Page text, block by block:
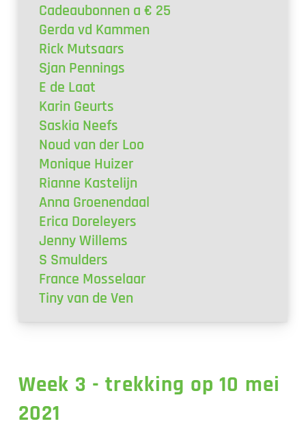
Cadeaubonnen a € 25
Gerda vd Kammen
Rick Mutsaars
Sjan Pennings
E de Laat
Karin Geurts
Saskia Neefs
Noud van der Loo
Monique Huizer
Rianne Kastelijn
Anna Groenendaal
Erica Doreleyers
Jenny Willems
S Smulders
France Mosselaar
Tiny van de Ven
Week 3 - trekking op 10 mei
2021